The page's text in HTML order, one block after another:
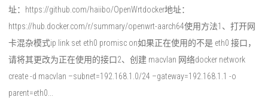
址：https://github.com/haiibo/OpenWrtdocker地址：
https://hub.docker.com/r/summary/openwrt-aarch64使用方法1、打开网
卡混杂模式ip link set eth0 promisc on如果正在使用的不是 eth0 接口，
请将其更改为正在使用的接口2、创建 macvlan 网络docker network
create -d macvlan –subnet=192.168.1.0/24 –gateway=192.168.1.1 -o
parent=eth0...